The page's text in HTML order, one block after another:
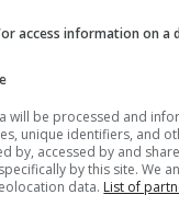
access information on a
will be processed and
unique identifiers, and
by, accessed by and
by this site. We
data. List of